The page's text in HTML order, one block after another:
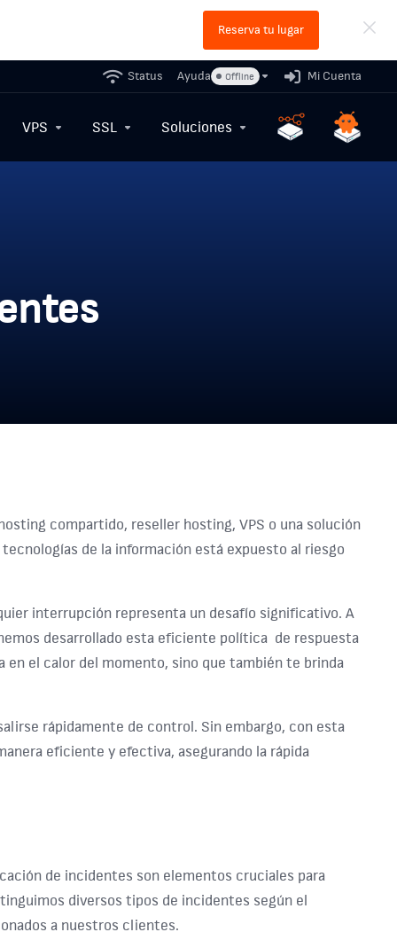
Reserva tu lugar
Status Ayuda Offline Mi Cuenta
VPS SSL Soluciones
compartido, reseller hosting, VPS o una solución
de la información está expuesto al riesgo
interrupción representa un desafío significativo. A
desarrollado esta eficiente política de respuesta
en el calor del momento, sino que también te brinda
rápidamente de control. Sin embargo, con esta
eficiente y efectiva, asegurando la rápida
de incidentes son elementos cruciales para
diversos tipos de incidentes según el
a nuestros clientes.